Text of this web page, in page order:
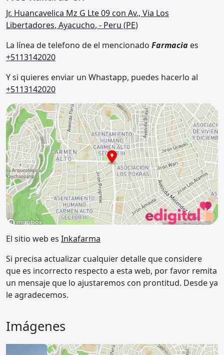
Jr. Huancavelica Mz G Lte 09 con Av., Via Los
Libertadores, Ayacucho, - Peru (PE)
La línea de telefono de el mencionado Farmacia es
+5113142020
Y si quieres enviar un Whastapp, puedes hacerlo al
+5113142020
El sitio web es Inkafarma
Si precisa actualizar cualquier detalle que considere
que es incorrecto respecto a esta web, por favor remita
un mensaje que lo ajustaremos con prontitud. Desde ya
le agradecemos.
Imágenes